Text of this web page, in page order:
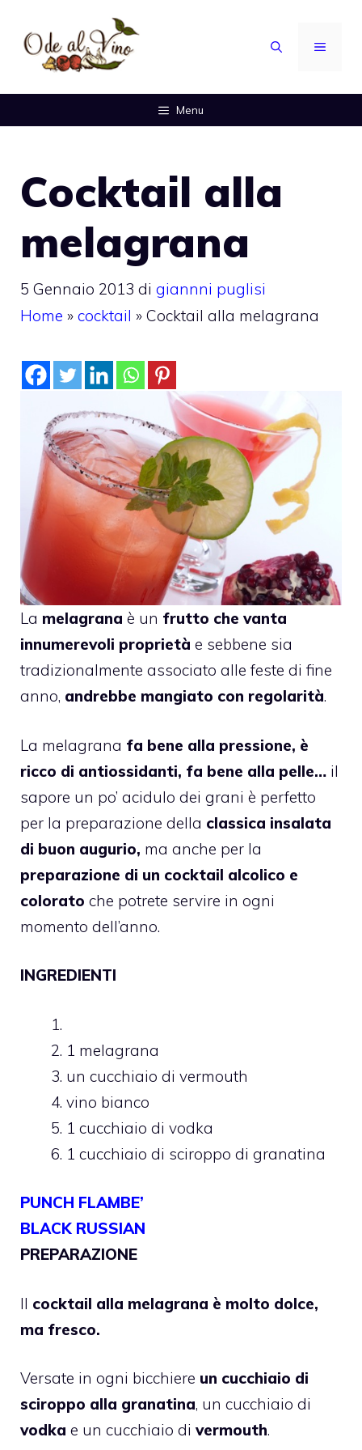
contenuto
MENU
Menu
Cocktail alla
melagrana
5 Gennaio 2013 di giannni puglisi
Home » cocktail » Cocktail alla melagrana
La melagrana è un frutto che vanta
innumerevoli proprietà e sebbene sia
tradizionalmente associato alle feste di fine
anno, andrebbe mangiato con regolarità.
La melagrana fa bene alla pressione, è
ricco di antiossidanti, fa bene alla pelle… il
sapore un po’ acidulo dei grani è perfetto
per la preparazione della classica insalata
di buon augurio, ma anche per la
preparazione di un cocktail alcolico e
colorato che potrete servire in ogni
momento dell’anno.
INGREDIENTI
1 melagrana
un cucchiaio di vermouth
vino bianco
1 cucchiaio di vodka
1 cucchiaio di sciroppo di granatina
PUNCH FLAMBE’
BLACK RUSSIAN
PREPARAZIONE
Il cocktail alla melagrana è molto dolce,
ma fresco.
Versate in ogni bicchiere un cucchiaio di
sciroppo alla granatina, un cucchiaio di
vodka e un cucchiaio di vermouth.